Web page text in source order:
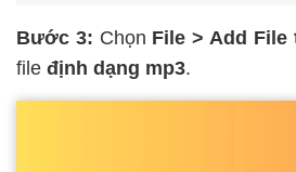
Bước 3: Chọn File > Add File
file định dạng mp3.